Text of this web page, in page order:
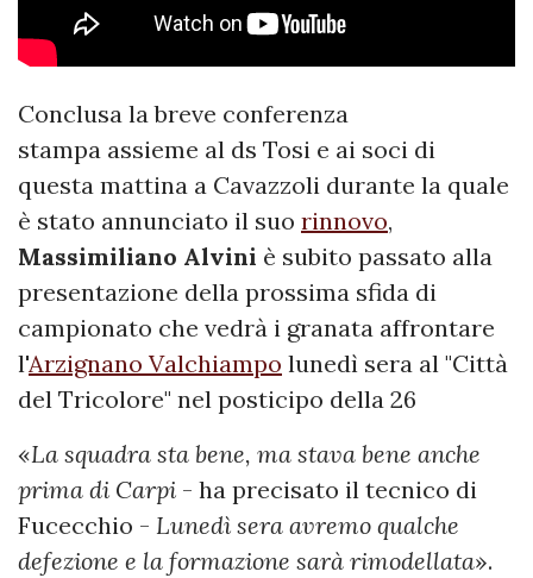
Conclusa la breve conferenza
stampa assieme al ds Tosi e ai soci di
questa mattina a Cavazzoli durante la quale
è stato annunciato il suo rinnovo,
Massimiliano Alvini è subito passato alla
presentazione della prossima sfida di
campionato che vedrà i granata affrontare
l'Arzignano Valchiampo lunedì sera al "Città
del Tricolore" nel posticipo della 26
«La squadra sta bene, ma stava bene anche
prima di Carpi - ha precisato il tecnico di
Fucecchio - Lunedì sera avremo qualche
defezione e la formazione sarà rimodellata».